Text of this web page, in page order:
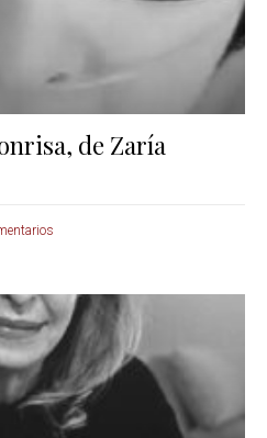
de Zaría